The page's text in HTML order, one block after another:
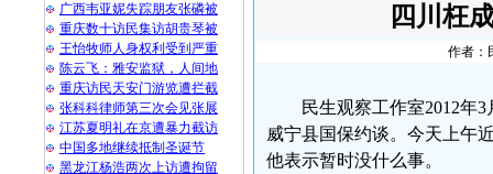
广西韦亚妮失踪朋友张磷被
重庆数十访民集访胡贵琴被
王怡牧师人身权利受到严重
陈云飞：雅安监狱，人间地
重庆访民天安门游览遭拦截
张科科律师第三次会见张展
江苏夏明礼在京遭暴力截访
中国多地继续抵制圣诞节
黑龙江杨浩两次上访遭拘留
四川枉
作者：
民生观察工作室2012年
威宁县国保约谈。今天上午
他表示暂时没什么事。